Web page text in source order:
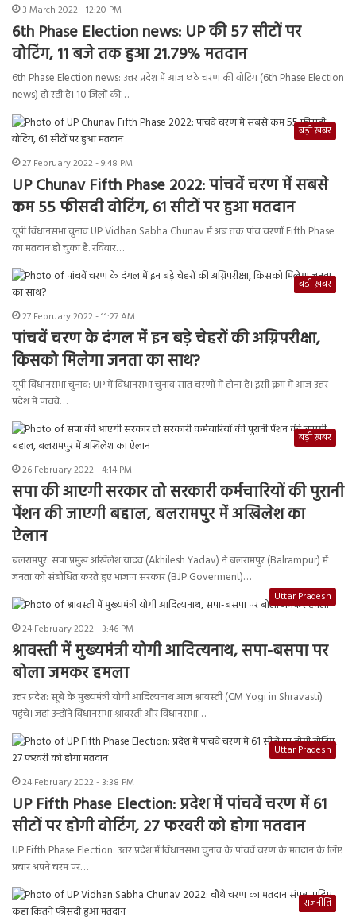
3 March 2022 - 12:20 PM
6th Phase Election news: UP की 57 सीटों पर
वोटिंग, 11 बजे तक हुआ 21.79% मतदान
6th Phase Election news: उत्तर प्रदेश में आज छठे चरण की वोटिंग (6th Phase Election
news) हो रही है। 10 जिलों की…
बड़ी ख़बर
27 February 2022 - 9:48 PM
UP Chunav Fifth Phase 2022: पांचवें चरण में सबसे
कम 55 फीसदी वोटिंग, 61 सीटों पर हुआ मतदान
यूपी विधानसभा चुनाव UP Vidhan Sabha Chunav में अब तक पांच चरणों Fifth Phase
का मतदान हो चुका है. रविवार…
बड़ी ख़बर
27 February 2022 - 11:27 AM
पांचवें चरण के दंगल में इन बड़े चेहरों की अग्निपरीक्षा,
किसको मिलेगा जनता का साथ?
यूपी विधानसभा चुनाव: UP में विधानसभा चुनाव सात चरणों में होना है। इसी क्रम में आज उत्तर
प्रदेश में पांचवें…
बड़ी ख़बर
26 February 2022 - 4:14 PM
सपा की आएगी सरकार तो सरकारी कर्मचारियों की पुरानी
पेंशन की जाएगी बहाल, बलरामपुर में अखिलेश का
ऐलान
बलरामपुर: सपा प्रमुख अखिलेश यादव (Akhilesh Yadav) ने बलरामपुर (Balrampur) में
जनता को संबोधित करते हुए भाजपा सरकार (BJP Goverment)…
Uttar Pradesh
24 February 2022 - 3:46 PM
श्रावस्ती में मुख्यमंत्री योगी आदित्यनाथ, सपा-बसपा पर
बोला जमकर हमला
उत्तर प्रदेश: सूबे के मुख्यमंत्री योगी आदित्यनाथ आज श्रावस्ती (CM Yogi in Shravasti)
पहुंचे। जहां उन्होंने विधानसभा श्रावस्ती और विधानसभा…
Uttar Pradesh
24 February 2022 - 3:38 PM
UP Fifth Phase Election: प्रदेश में पांचवें चरण में 61
सीटों पर होगी वोटिंग, 27 फरवरी को होगा मतदान
UP Fifth Phase Election: उत्तर प्रदेश में विधानसभा चुनाव के पांचवें चरण के मतदान के लिए
प्रचार अपने चरम पर…
राजनीति